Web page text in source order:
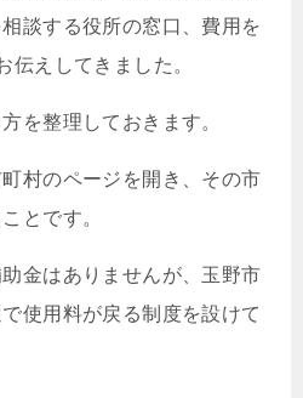
談する役所の窓口、費用を
伝えしてきました。
を整理しておきます。
村のページを開き、その市
とです。
金はありませんが、玉野市
使用料が戻る制度を設けて